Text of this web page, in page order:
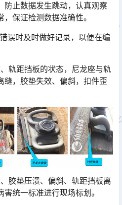
防止数据发生跳动，认真观察
保证检测数据准确性。
误时及时做好记录，以便在编
轨距挡板的状态，尼龙座与轨
缝，胶垫失效、偏斜，扣件歪
胶垫压溃、偏斜、轨距挡板离
统一标准进行现场标划。